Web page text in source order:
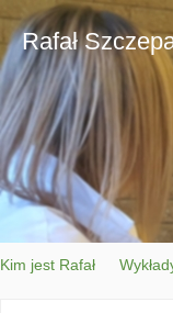
Rafał
Kim jest Rafał